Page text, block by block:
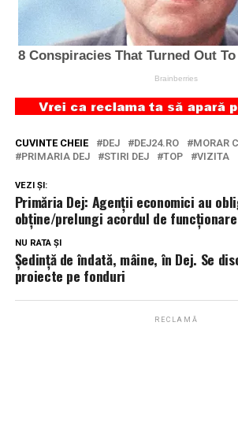
CUVINTE CHEIE DEJ DEJ24.RO MORAR
PRIMARIA DEJ
STIRI DEJ TOP VIZITA
VEZI ȘI:
Primăria Dej: Agenții economici au
obține/prelungi acordul de funcționare
NU RATA ȘI
Ședință de îndată, mâine, în Dej. Se
proiecte pe fonduri
RECLAMĂ